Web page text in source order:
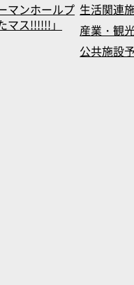
マンホールプ
マス!!!!!!」
生活関連
産業・観
公共施設